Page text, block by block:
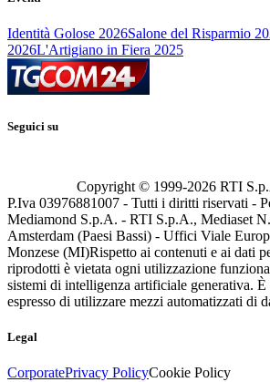
Identità Golose 2026Salone del Risparmio
2026L'Artigiano in Fiera 2025
Seguici su
Copyright © 1999-2026 RTI
P.Iva 03976881007 - Tutti i diritti riservati -
Mediamond S.p.A. - RTI S.p.A., Mediaset
Amsterdam (Paesi Bassi) - Uffici Viale
Monzese (MI)Rispetto ai contenuti e ai dati
riprodotti è vietata ogni utilizzazione
sistemi di intelligenza artificiale generativa.
espresso di utilizzare mezzi automatizzati di
Legal
CorporatePrivacy PolicyCookie Policy